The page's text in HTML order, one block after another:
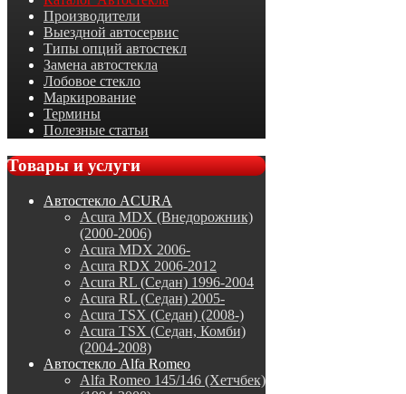
Производители
Выездной автосервис
Типы опций автостекл
Замена автостекла
Лобовое стекло
Маркирование
Термины
Полезные статьи
Товарыи услуги
Автостекло ACURA
Acura MDX (Внедорожник)
(2000-2006)
Acura MDX 2006-
Acura RDX 2006-2012
Acura RL (Седан) 1996-2004
Acura RL (Седан) 2005-
Acura TSX (Седан) (2008-)
Acura TSX (Седан, Комби)
(2004-2008)
Автостекло Alfa Romeo
Alfa Romeo 145/146 (Хетчбек)